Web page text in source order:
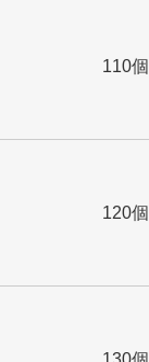
110個
120個